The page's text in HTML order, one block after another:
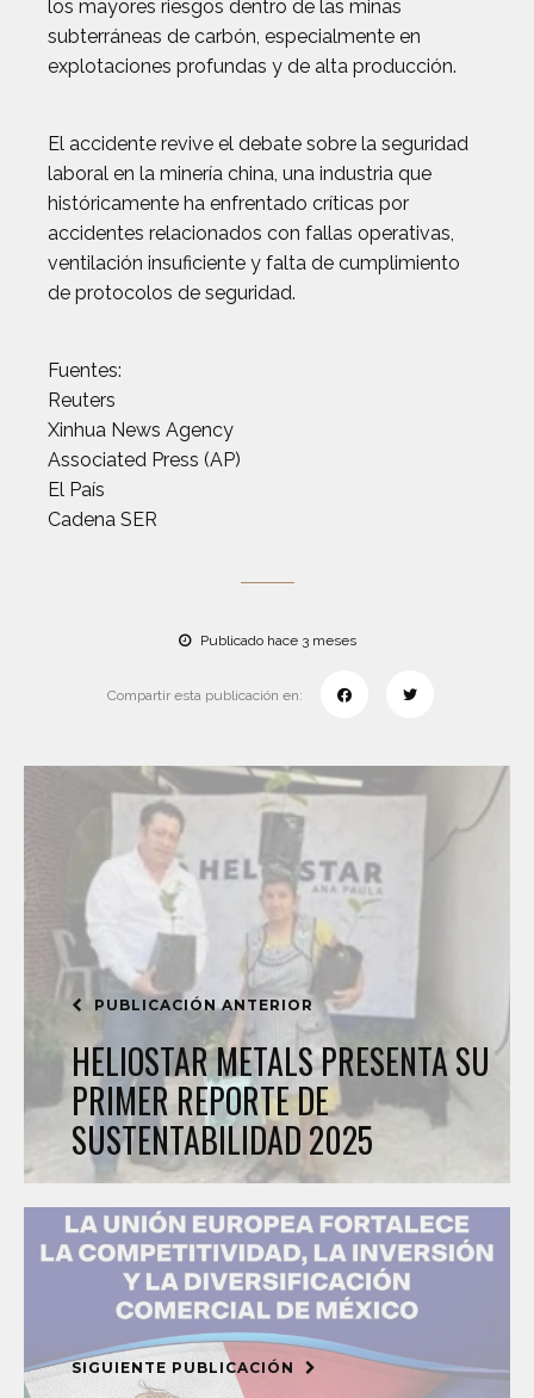
los mayores riesgos dentro de las minas
subterráneas de carbón, especialmente en
explotaciones profundas y de alta producción.
El accidente revive el debate sobre la seguridad
laboral en la minería china, una industria que
históricamente ha enfrentado críticas por
accidentes relacionados con fallas operativas,
ventilación insuficiente y falta de cumplimiento
de protocolos de seguridad.
Fuentes:
Reuters
Xinhua News Agency
Associated Press (AP)
El País
Cadena SER
Publicado hace 3 meses
Compartir esta publicación en:
PUBLICACIÓN ANTERIOR
HELIOSTAR METALS PRESENTA SU
PRIMER REPORTE DE
SUSTENTABILIDAD 2025
SIGUIENTE PUBLICACIÓN